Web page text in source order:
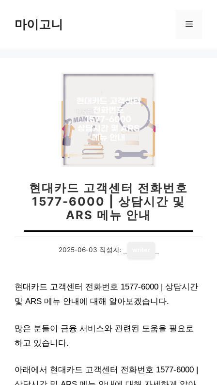
마이고니 메
현대카드 고객센터 전화번호
1577-6000 | 상담시간 및
ARS 메뉴 안내
2025-06-03 작성자:
현대카드 고객센터 전화번호 1577-6000 | 상담시간
및 ARS 메뉴 안내에 대해 알아보겠습니다.
많은 분들이 금융 서비스와 관련된 도움을 필요로
하고 있습니다.
아래에서 현대카드 고객센터 전화번호 1577-6000 |